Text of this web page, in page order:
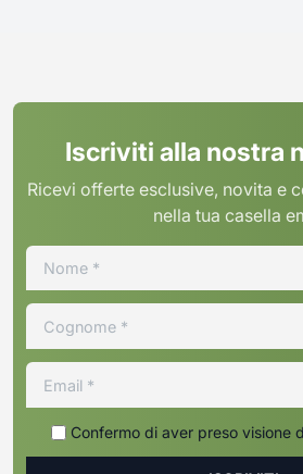
Iscriviti alla nostra
Ricevi offerte esclusive, novita e
nella tua casella
Confermo di aver preso visione